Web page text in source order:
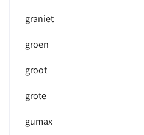
graniet
groen
groot
grote
gumax